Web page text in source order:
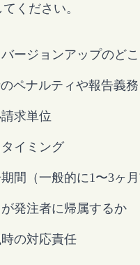
ください。
ージョンアップのど
ペナルティや報告義務
求単位
イミング
間（一般的に1〜3ヶ月
発注者に帰属するか
の対応責任